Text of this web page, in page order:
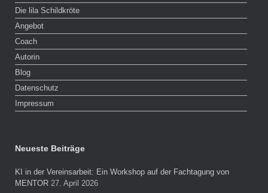
Die lila Schildkröte
Angebot
Coach
Autorin
Blog
Datenschutz
Impressum
Neueste Beiträge
KI in der Vereinsarbeit: Ein Workshop auf der Fachtagung von
MENTOR 27. April 2026